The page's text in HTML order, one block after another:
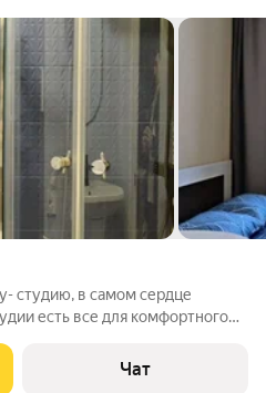
студию, в самом сердце
есть все для комфортного
и ресторанов на любой вкус.
Чат